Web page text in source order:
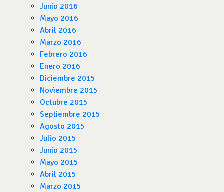
Junio 2016
Mayo 2016
Abril 2016
Marzo 2016
Febrero 2016
Enero 2016
Diciembre 2015
Noviembre 2015
Octubre 2015
Septiembre 2015
Agosto 2015
Julio 2015
Junio 2015
Mayo 2015
Abril 2015
Marzo 2015